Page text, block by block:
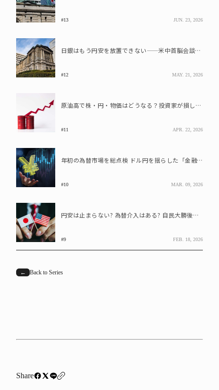
#13 JUN. 23, 2026
日銀はもう円安を放置できない――米中首脳会談の裏で進んでいた“水面下の圧力”
#12 MAY. 21, 2026
原油高で株・円・物価はどうなる？投資家が損しないために注視すべき3点
#11 APR. 22, 2026
年初の為替市場を総点検 ドル円を揺らした「金融政策と地政学リスク」
#10 MAR. 09, 2026
円安は止まらない? 為替介入はある? 自民大勝後のドル円、本当の焦点
#9 FEB. 18, 2026
← Back to Series
Share